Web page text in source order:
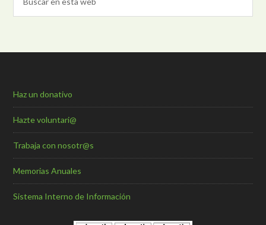
Haz un donativo
Hazte voluntari@
Trabaja con nosotr@s
Memorias Anuales
Sistema Interno de Información